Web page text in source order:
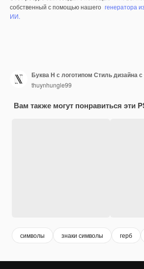
собственный с помощью нашего генератора
ИИ.
thuynhungle99
Вам также могут понравиться эти
символы знаки символы герб